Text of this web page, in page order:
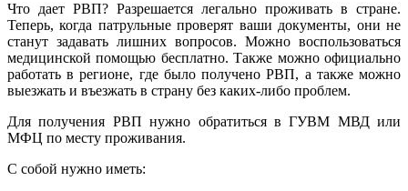
Что дает РВП? Разрешается легально проживать в стране.
Теперь, когда патрульные проверят ваши документы, они не
станут задавать лишних вопросов. Можно воспользоваться
медицинской помощью бесплатно. Также можно официально
работать в регионе, где было получено РВП, а также можно
выезжать и въезжать в страну без каких-либо проблем.
Для получения РВП нужно обратиться в ГУВМ МВД или
МФЦ по месту проживания.
С собой нужно иметь: